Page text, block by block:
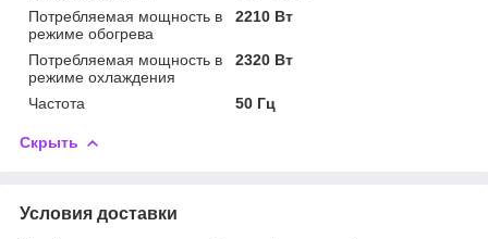
Потребляемая мощность в
режиме обогрева
2210 Вт
Потребляемая мощность в
режиме охлаждения
2320 Вт
Частота 50 Гц
Скрыть
Условия доставки